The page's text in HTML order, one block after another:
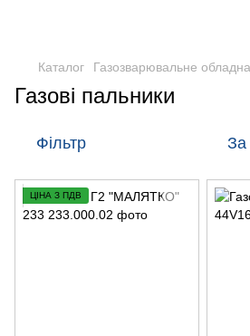
Каталог Газозварювальне
Газові пальники
Фільтр За
ЦІНА З ПДВ